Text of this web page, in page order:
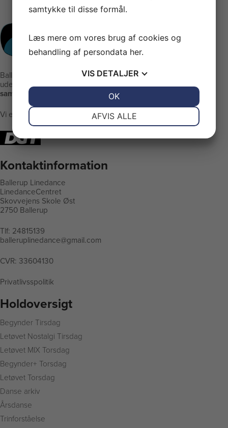
Ballerup Linedance er klubben
uden stræben men med:
samvær - glæde - motion
Vi er medlem af DGI
Kontaktinformation
Ballerup Linedance
LinedanceCentret
Skovvejens Skole Øst
2750 Ballerup
Tlf: 24815139
balleruplinedance@gmail.com
CVR: 33604130
Privatlivsspolitik
Holdoversigt
Begynder Tirsdag
Letøvet Nostalgi Tirsdag
Letøvet MIX Torsdag
Begynder+ Torsdag
Letøvet Torsdag
Danse arkiv
Årsdanse
Trinforståelse
samtykke til disse formål.
Læs mere om vores brug af cookies og
behandling af persondata her.
VIS DETALJER
AFVIS ALLE
OK